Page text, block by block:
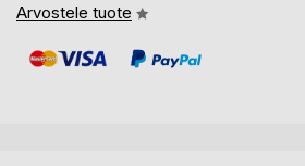
Arvostele tuote